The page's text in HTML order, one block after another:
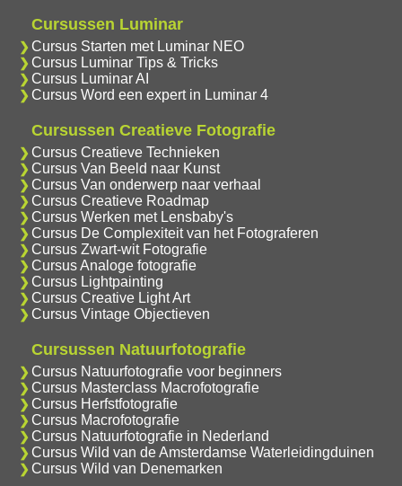
Cursussen Luminar
Cursus Starten met Luminar NEO
Cursus Luminar Tips & Tricks
Cursus Luminar AI
Cursus Word een expert in Luminar 4
Cursussen Creatieve Fotografie
Cursus Creatieve Technieken
Cursus Van Beeld naar Kunst
Cursus Van onderwerp naar verhaal
Cursus Creatieve Roadmap
Cursus Werken met Lensbaby's
Cursus De Complexiteit van het Fotograferen
Cursus Zwart-wit Fotografie
Cursus Analoge fotografie
Cursus Lightpainting
Cursus Creative Light Art
Cursus Vintage Objectieven
Cursussen Natuurfotografie
Cursus Natuurfotografie voor beginners
Cursus Masterclass Macrofotografie
Cursus Herfstfotografie
Cursus Macrofotografie
Cursus Natuurfotografie in Nederland
Cursus Wild van de Amsterdamse Waterleidingduinen
Cursus Wild van Denemarken